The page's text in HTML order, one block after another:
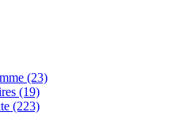
(23)
(19)
(223)